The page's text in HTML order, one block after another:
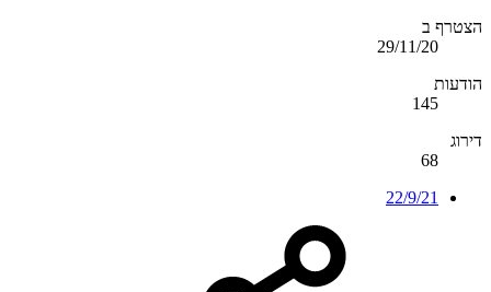
הצטרף ב
29/11/20
הודעות
145
דירוג
68
22/9/21